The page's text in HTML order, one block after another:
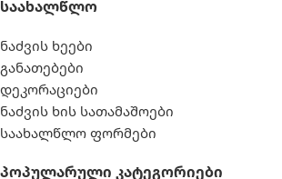
Საახალწლო
ნაძვის ხეები
განათებები
დეკორაციები
ნაძვის ხის სათამაშოები
საახალწლო ფორმები
Პოპულარული Კატეგორიები